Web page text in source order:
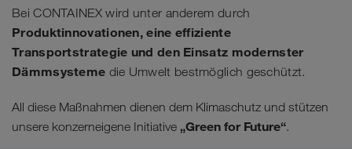
Bei CONTAINEX wird unter anderem durch
Produktinnovationen, eine effiziente
Transportstrategie und den Einsatz modernster
Dämmsysteme die Umwelt bestmöglich geschützt.
All diese Maßnahmen dienen dem Klimaschutz und stützen
unsere konzerneigene Initiative „Green for Future“.